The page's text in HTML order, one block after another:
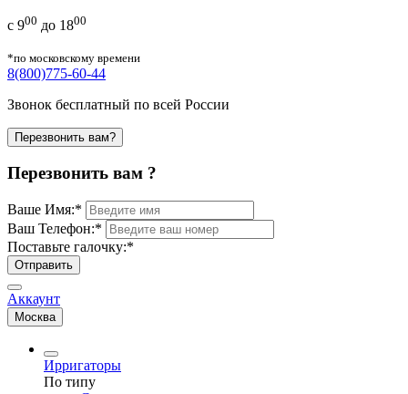
с 900 до 1800
*по московскому времени
8(800)775-60-44
Звонок бесплатный по всей России
Перезвонить вам?
Перезвонить вам ?
Ваше Имя:*
Ваш Телефон:*
Поставьте галочку:*
Отправить
Аккаунт
Москва
Ирригаторы
По типу